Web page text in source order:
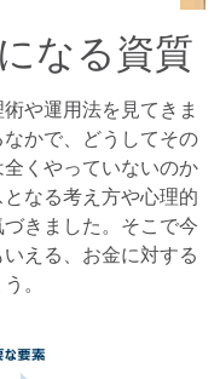
なる資質
や運用法を見てきま
かで、どうしてその
くやっていないのか
なる考え方や心理的
きました。そこで今
える、お金に対する
。